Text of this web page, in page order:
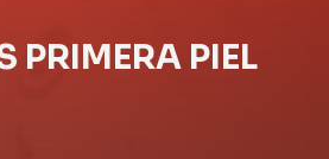
PRIMERA PIEL